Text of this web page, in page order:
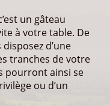
un gâteau
à votre table. De
d’une
tranches de votre
pourront ainsi se
ou d’un